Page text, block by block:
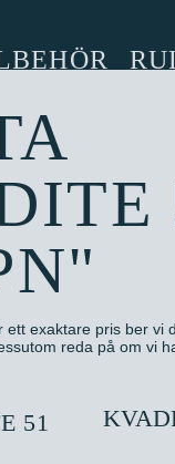
exaktare pris ber vi
reda på om vi
51